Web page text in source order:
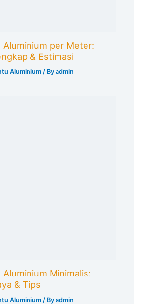
Aluminium per Meter:
& Estimasi
Aluminium/ Byadmin
Aluminium Minimalis:
& Tips
Aluminium / Byadmin